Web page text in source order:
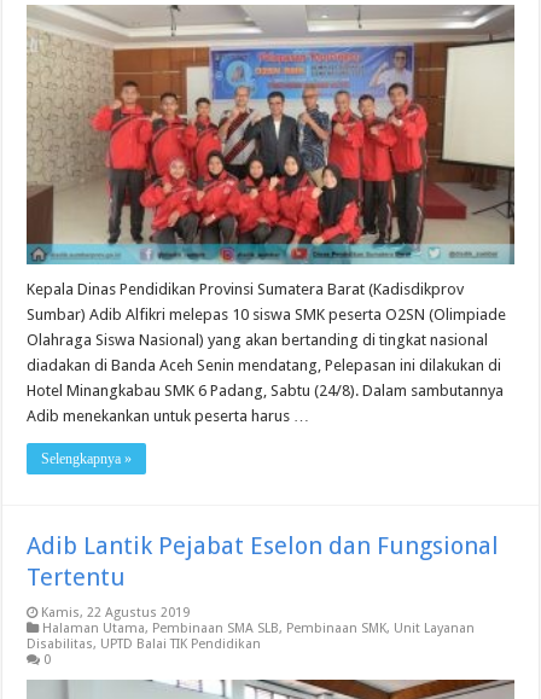
Kepala Dinas Pendidikan Provinsi Sumatera Barat (Kadisdikprov
Sumbar) Adib Alfikri melepas 10 siswa SMK peserta O2SN (Olimpiade
Olahraga Siswa Nasional) yang akan bertanding di tingkat nasional
diadakan di Banda Aceh Senin mendatang, Pelepasan ini dilakukan di
Hotel Minangkabau SMK 6 Padang, Sabtu (24/8). Dalam sambutannya
Adib menekankan untuk peserta harus …
Selengkapnya »
Adib Lantik Pejabat Eselon dan Fungsional
Tertentu
Kamis, 22 Agustus 2019
Halaman Utama, Pembinaan SMA SLB, Pembinaan SMK, Unit Layanan
Disabilitas, UPTD Balai TIK Pendidikan
0